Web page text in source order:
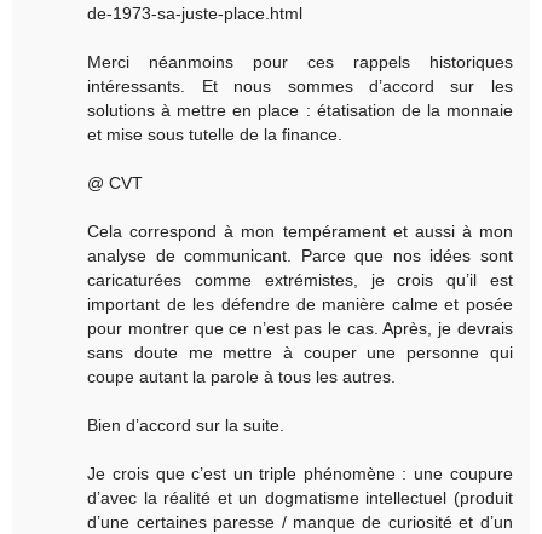
de-1973-sa-juste-place.html
Merci néanmoins pour ces rappels historiques
intéressants. Et nous sommes d’accord sur les
solutions à mettre en place : étatisation de la monnaie
et mise sous tutelle de la finance.
@ CVT
Cela correspond à mon tempérament et aussi à mon
analyse de communicant. Parce que nos idées sont
caricaturées comme extrémistes, je crois qu’il est
important de les défendre de manière calme et posée
pour montrer que ce n’est pas le cas. Après, je devrais
sans doute me mettre à couper une personne qui
coupe autant la parole à tous les autres.
Bien d’accord sur la suite.
Je crois que c’est un triple phénomène : une coupure
d’avec la réalité et un dogmatisme intellectuel (produit
d’une certaines paresse / manque de curiosité et d’un